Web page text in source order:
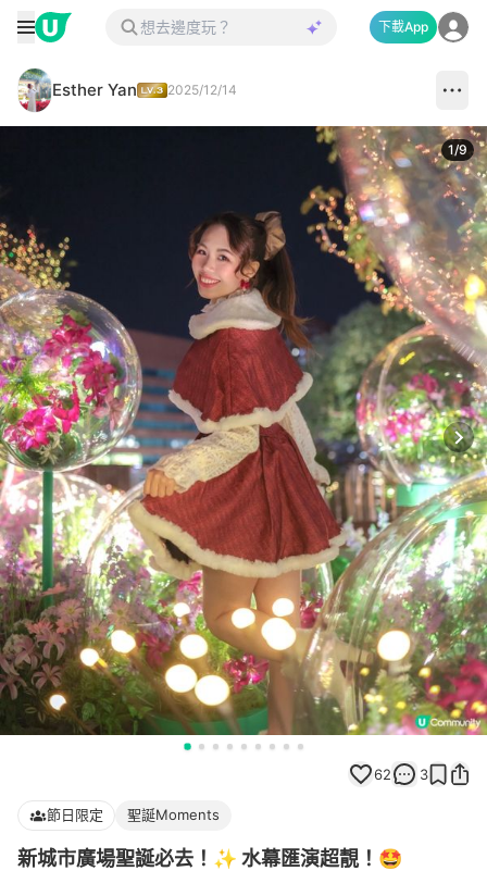
下載App
Esther Yan 2025/12/14
1/9
62 3
節日限定 聖誕Moments
新城市廣場聖誕必去！✨ 水幕匯演超靚！🤩